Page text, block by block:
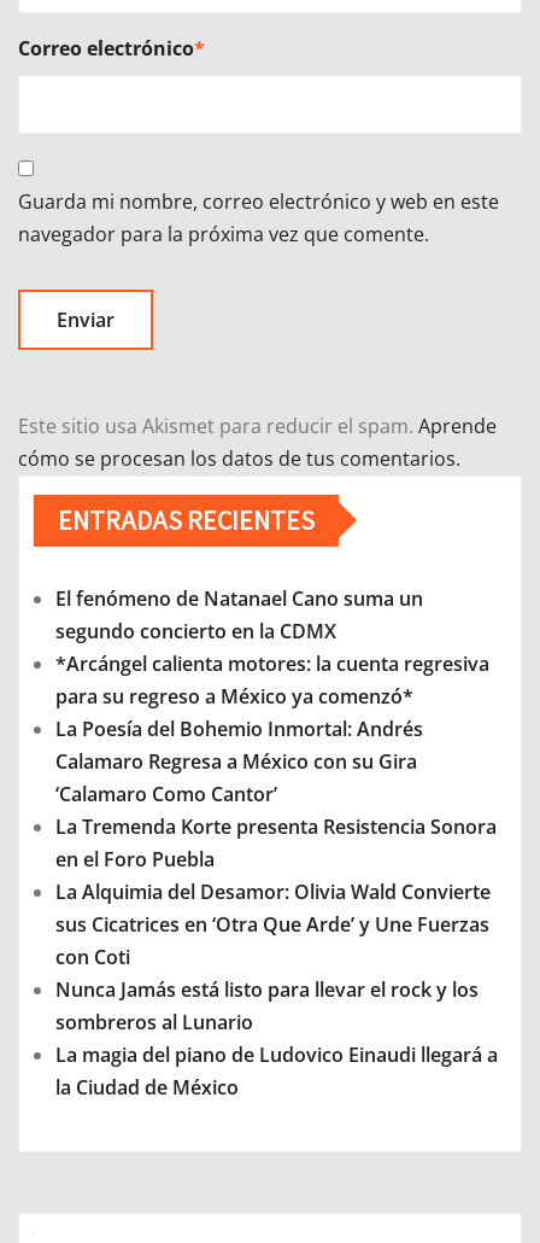
Correo electrónico*
Guarda mi nombre, correo electrónico y web en este
navegador para la próxima vez que comente.
Este sitio usa Akismet para reducir el spam. Aprende
cómo se procesan los datos de tus comentarios.
ENTRADAS RECIENTES
El fenómeno de Natanael Cano suma un
segundo concierto en la CDMX
*Arcángel calienta motores: la cuenta regresiva
para su regreso a México ya comenzó*
La Poesía del Bohemio Inmortal: Andrés
Calamaro Regresa a México con su Gira
‘Calamaro Como Cantor’
La Tremenda Korte presenta Resistencia Sonora
en el Foro Puebla
La Alquimia del Desamor: Olivia Wald Convierte
sus Cicatrices en ‘Otra Que Arde’ y Une Fuerzas
con Coti
Nunca Jamás está listo para llevar el rock y los
sombreros al Lunario
La magia del piano de Ludovico Einaudi llegará a
la Ciudad de México